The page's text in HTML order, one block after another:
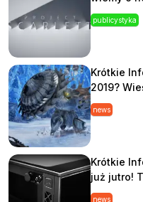
publicystyka
Krótkie
2019?
news
Krótkie
już jutro!
news